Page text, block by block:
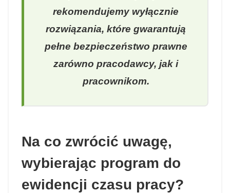
rekomendujemy wyłącznie
rozwiązania, które gwarantują
pełne bezpieczeństwo prawne
zarówno pracodawcy, jak i
pracownikom.
Na co zwrócić uwagę,
wybierając program do
ewidencji czasu pracy?